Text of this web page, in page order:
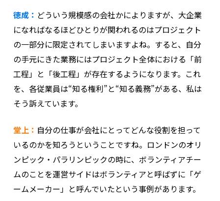
徳成： どういう規模感の会社かによりますが、大企業
になればなるほどひとりが関われるのはプロジェクト
の一部分に限定されてしまいますよね。すると、自分
の手元にきた業務にはプロジェクト全体における「前
工程」と「後工程」が存在するようになります。これ
を、各従業員は“知る権利”と“知る義務”がある、私は
そう訴えています。
堂上： 自分の仕事が会社にとってどんな役割を担って
いるのかを知ろうということですね。ロンドンのオリ
ンピック・パラリンピックの時に、ボランティアチー
ムのことを運営サイドはボランティアと呼ばずに「ゲ
ームメーカー」と呼んでいたという事例があります。